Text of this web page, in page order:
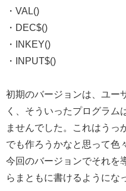
・VAL()
・DEC$()
・INKEY()
・INPUT$()
初期のバージョンは、ユー
く、そういったプログラム
ませんでした。これはうっ
でも作ろうかなと思って色
今回のバージョンでそれを
らまともに書けるようにな